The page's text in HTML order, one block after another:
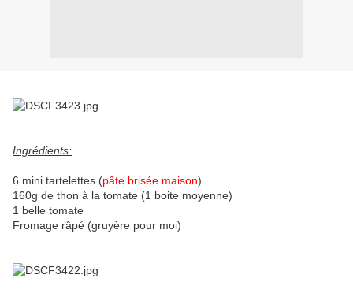
Ingrédients:
6 mini tartelettes (pâte brisée maison)
160g de thon à la tomate (1 boite moyenne)
1 belle tomate
Fromage râpé (gruyère pour moi)